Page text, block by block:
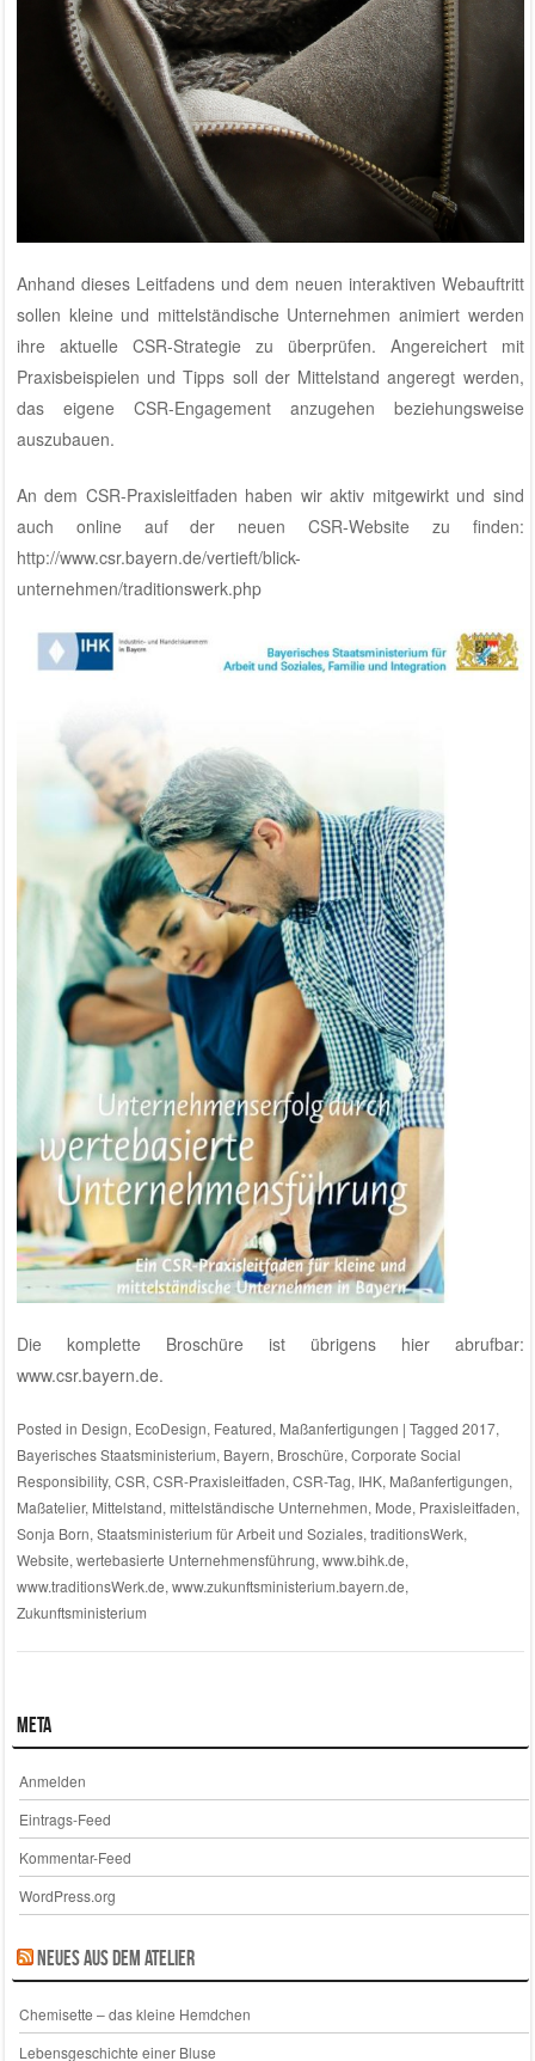
Anhand dieses Leitfadens und dem neuen interaktiven Webauftritt
sollen kleine und mittelständische Unternehmen animiert werden
ihre aktuelle CSR-Strategie zu überprüfen. Angereichert mit
Praxisbeispielen und Tipps soll der Mittelstand angeregt werden,
das eigene CSR-Engagement anzugehen beziehungsweise
auszubauen.
An dem CSR-Praxisleitfaden haben wir aktiv mitgewirkt und sind
auch online auf der neuen CSR-Website zu finden:
http://www.csr.bayern.de/vertieft/blick-
unternehmen/traditionswerk.php
Die komplette Broschüre ist übrigens hier abrufbar:
www.csr.bayern.de.
Posted in Design, EcoDesign, Featured, Maßanfertigungen | Tagged 2017,
Bayerisches Staatsministerium, Bayern, Broschüre, Corporate Social
Responsibility, CSR, CSR-Praxisleitfaden, CSR-Tag, IHK, Maßanfertigungen,
Maßatelier, Mittelstand, mittelständische Unternehmen, Mode, Praxisleitfaden,
Sonja Born, Staatsministerium für Arbeit und Soziales, traditionsWerk,
Website, wertebasierte Unternehmensführung, www.bihk.de,
www.traditionsWerk.de, www.zukunftsministerium.bayern.de,
Zukunftsministerium
Meta
Anmelden
Eintrags-Feed
Kommentar-Feed
WordPress.org
Neues aus dem Atelier
Chemisette – das kleine Hemdchen
Lebensgeschichte einer Bluse